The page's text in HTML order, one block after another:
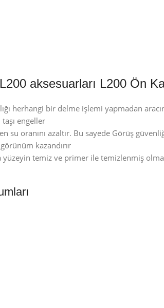
aksesuarları L200 Ön
herhangi bir delme işlemi yapmadan
engeller
su oranını azaltır. Bu sayede Görüş
görünüm kazandırır
yüzeyin temiz ve primer ile temizlenmiş